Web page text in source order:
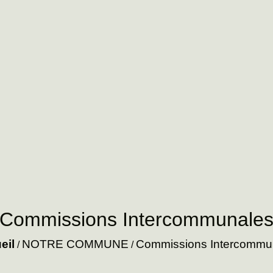
Commissions Intercommunales
/ NOTRE COMMUNE / Commissions